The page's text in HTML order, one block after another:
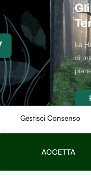
Gestisci Consenso
ACCETTA
La
di